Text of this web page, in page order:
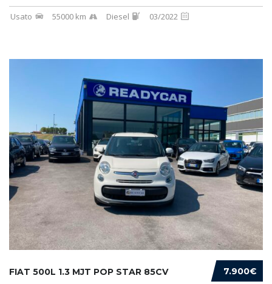
Usato 55000 km Diesel 03/2022
7.900€
FIAT 500L 1.3 MJT POP STAR 85CV